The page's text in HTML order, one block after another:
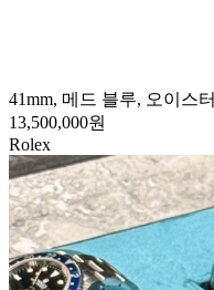
41mm, 메드 블루, 오이스터
13,500,000원
Rolex